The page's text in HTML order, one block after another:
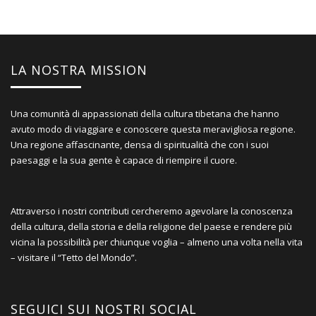
LA NOSTRA MISSION
Una comunità di appassionati della cultura tibetana che hanno
avuto modo di viaggiare e conoscere questa meravigliosa regione.
Una regione affascinante, densa di spiritualità che con i suoi
paesaggi e la sua gente è capace di riempire il cuore.
Attraverso i nostri contributi cercheremo agevolare la conoscenza
della cultura, della storia e della religione del paese e rendere più
vicina la possibilità per chiunque voglia – almeno una volta nella vita
– visitare il “Tetto del Mondo”.
SEGUICI SUI NOSTRI SOCIAL